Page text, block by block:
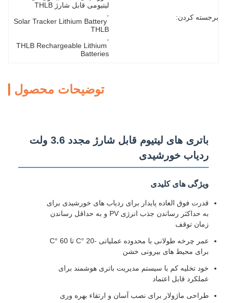
برجسته کردن:
لیتیومی قابل شارژ THLB
Solar Tracker Lithium Battery
THLB
THLB Rechargeable Lithium
Batteries
توضیحات محصول
باتری های لیتیوم قابل شارژ مجدد 3.6 ولت
ردیاب خورشیدی
ویژگی های کلیدی
قدرت فوق العاده پایدار برای ردیاب های خورشیدی برای
به حداکثر رساندن جذب انرژی PV و به حداقل رساندن
زمان توقف
عمر چرخه طولانی با محدوده عملیاتی -20 °C تا 60 °C
برای محیط های بیرونی خشن
خود تخلیه کم با سیستم مدیریت باتری هوشمند برای
عملکرد قابل اعتماد
طراحی ماژولار برای نصب آسان و ارتقاء بهره وری